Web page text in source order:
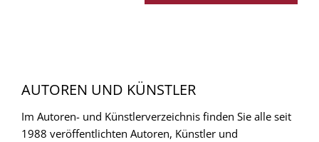
AUTOREN UND KÜNSTLER
Im Autoren- und Künstlerverzeichnis finden Sie alle seit
1988 veröffentlichten Autoren, Künstler und